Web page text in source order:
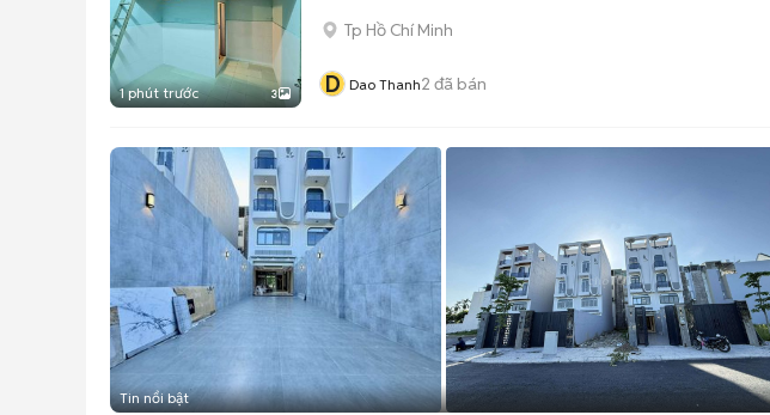
1 phút trước 3
Tp Hồ Chí Minh
D Dao Thanh2 đã bán
Tin nổi bật